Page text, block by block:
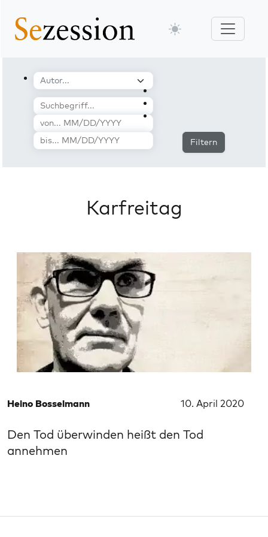
Filtern
Karfreitag
Heino Bosselmann 10. April 2020
Den Tod überwinden heißt den Tod
annehmen